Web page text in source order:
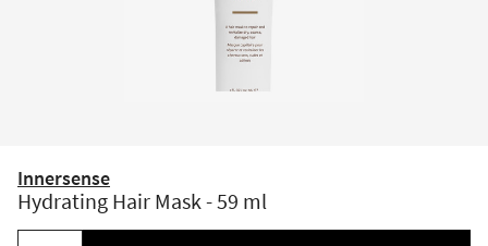
Innersense
Hydrating Hair Mask - 59 ml